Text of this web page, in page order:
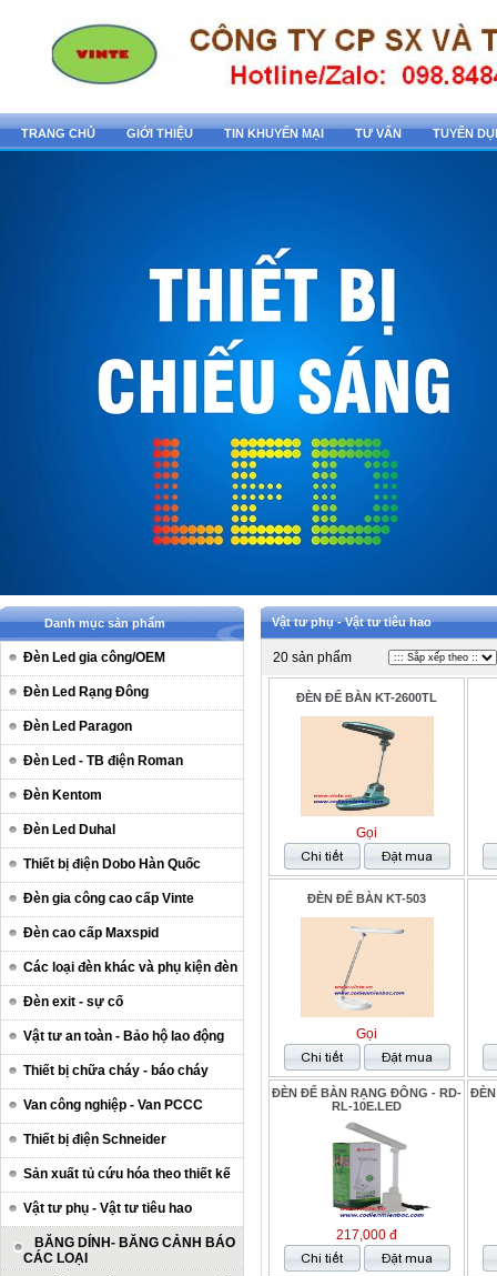
TRANG CHỦ GIỚI THIỆU TIN KHUYẾN MẠI TƯ VẤN TUYỂN
Danh mục sản phẩm
Đèn Led gia công/OEM
Đèn Led Rạng Đông
Đèn Led Paragon
Đèn Led - TB điện Roman
Đèn Kentom
Đèn Led Duhal
Thiết bị điện Dobo Hàn Quốc
Đèn gia công cao cấp Vinte
Đèn cao cấp Maxspid
Các loại đèn khác và phụ kiện đèn
Đèn exit - sự cố
Vật tư an toàn - Bảo hộ lao động
Thiết bị chữa cháy - báo cháy
Van công nghiệp - Van PCCC
Thiết bị điện Schneider
Sản xuất tủ cứu hóa theo thiết kế
Vật tư phụ - Vật tư tiêu hao
BĂNG DÍNH- BĂNG CẢNH BÁO
CÁC LOẠI
Vật tư phụ - Vật tư tiêu hao
20 sản phẩm
ĐÈN ĐỂ BÀN KT-2600TL
Gọi
ĐÈN ĐỂ BÀN KT-503
Gọi
ĐÈN ĐỂ BÀN RẠNG ĐÔNG - RD-
RL-10E.LED
217,000 đ